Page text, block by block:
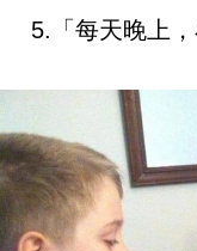
5.「每天晚上